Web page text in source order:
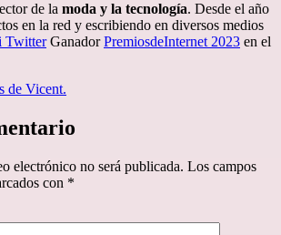
de la moda y la tecnología. Desde el año
en la red y escribiendo en diversos medios
TwitterGanadorPremiosdeInternet 2023 en el
de Vicent.
electrónico no será publicada. Los campos
con *